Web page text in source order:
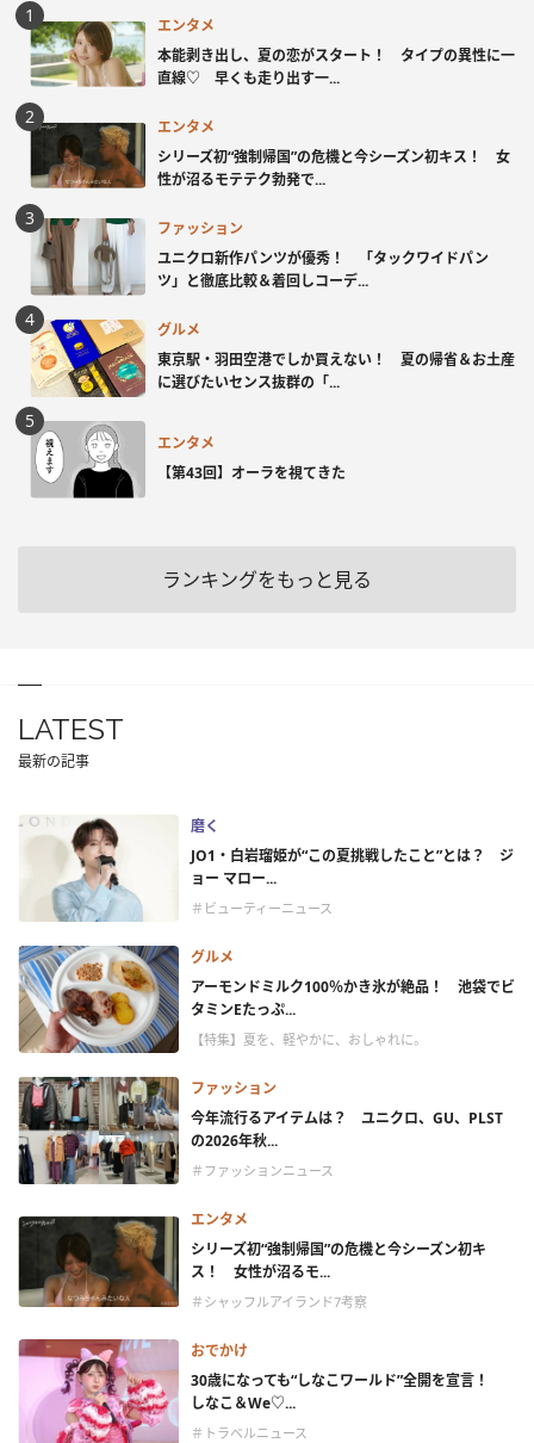
エンタメ
本能剥き出し、夏の恋がスタート！ タイプの異性に一
直線♡ 早くも走り出す一...
エンタメ
シリーズ初“強制帰国”の危機と今シーズン初キス！ 女
性が沼るモテテク勃発で...
ファッション
ユニクロ新作パンツが優秀！ 「タックワイドパン
ツ」と徹底比較＆着回しコーデ...
グルメ
東京駅・羽田空港でしか買えない！ 夏の帰省＆お土産
に選びたいセンス抜群の「...
エンタメ
【第43回】オーラを視てきた
ランキングをもっと見る
LATEST
最新の記事
磨く
JO1・白岩瑠姫が“この夏挑戦したこと”とは？ ジ
ョー マロー...
＃ビューティーニュース
グルメ
アーモンドミルク100％かき氷が絶品！ 池袋でビ
タミンEたっぷ...
【特集】夏を、軽やかに、おしゃれに。
ファッション
今年流行るアイテムは？ ユニクロ、GU、PLST
の2026年秋...
＃ファッションニュース
エンタメ
シリーズ初“強制帰国”の危機と今シーズン初キ
ス！ 女性が沼るモ...
＃シャッフルアイランド7考察
おでかけ
30歳になっても“しなこワールド”全開を宣言！
しなこ＆We♡...
＃トラベルニュース